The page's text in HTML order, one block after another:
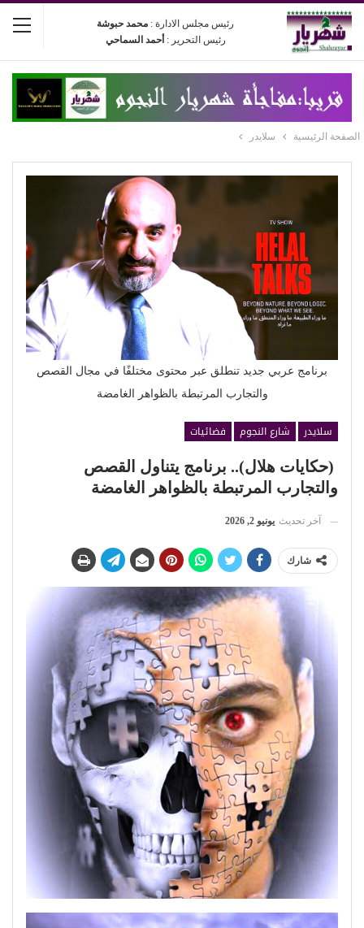
رئيس مجلس الادارة : محمد حبوشة
رئيس التحرير : أحمد السماحي
الصفحة الرئيسية سلايدر
برنامج عربي جديد تنطلق عبر محتوى مختلفًا في مجال القصص
والتجارب المرتبطة بالظواهر الغامضة
سلايدر شارع النجوم
فضائيات
(حكايات هلال).. برنامج يتناول القصص
والتجارب المرتبطة بالظواهر الغامضة
آخر تحديث يونيو 2, 2026
شارك